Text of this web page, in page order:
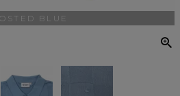
BLUE